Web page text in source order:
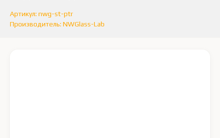
Артикул: nwg-st-ptr
Производитель: NWGlass-Lab